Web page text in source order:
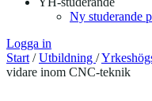
Ny studerande
Logga in
Start /Utbildning /
vidare inom CNC-teknik